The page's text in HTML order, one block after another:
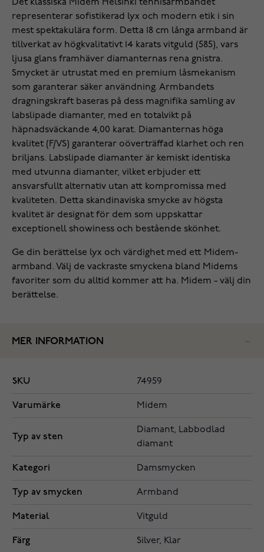
Det klassiska Midem Helsinki tennisarmbandet
representerar sofistikerad lyx och modern etik i sin
mest spektakulära form. Detta 18 cm långa armband är
tillverkat av högkvalitativt 14 karats vitguld (585), vars
ljusa glans framhäver diamanternas rena gnistra.
Smycket är utrustat med en premium låsmekanism
som garanterar säker användning. Armbandets
dragningskraft baseras på dess magnifika samling av
labslipade diamanter, med en totalvikt på
häpnadsväckande 4,00 karat. Diamanternas höga
kvalitet (F/VS) garanterar oöverträffad klarhet och ren
briljans. Labslipade diamanter är kemiskt identiska
med utvunna diamanter, vilket erbjuder ett
ansvarsfullt alternativ utan att kompromissa med
kvaliteten. Detta skandinaviska smycke av högsta
kvalitet är designat för dem som uppskattar
exceptionell showiness och bestående skönhet.
Ge din berättelse lyx och värdighet med ett Midem-
armband. Välj de vackraste smyckena bland Midems
favoriter som du alltid kommer att ha. Midem - välj din
berättelse.
MER INFORMATION
SKU 74959
Varumärke Midem
Typ av sten
Diamant, Labbodlad
diamant
Kategori Damsmycken
Typ av smycken Armband
Material Vitguld
Färg Silver, Klar